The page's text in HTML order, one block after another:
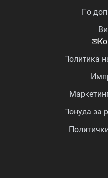
По
✉
Политика
Понуда за